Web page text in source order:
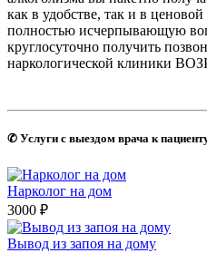
как в удобстве, так и в
полностью исчерпывающую
круглосуточно получить
наркологической клиники
✆ Услуги с выездом врача к
Нарколог на дом
3000 ₽
Вывод из запоя на дому